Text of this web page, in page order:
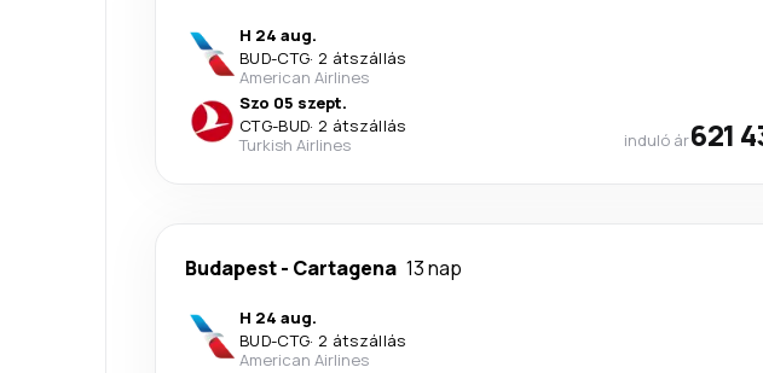
H 24 aug.
BUD-CTG· 2 átszállás
American Airlines
Szo 05 szept.
CTG-BUD· 2 átszállás
Turkish Airlines
induló ár621
Budapest- Cartagena 13 nap
H 24 aug.
BUD-CTG· 2 átszállás
American Airlines